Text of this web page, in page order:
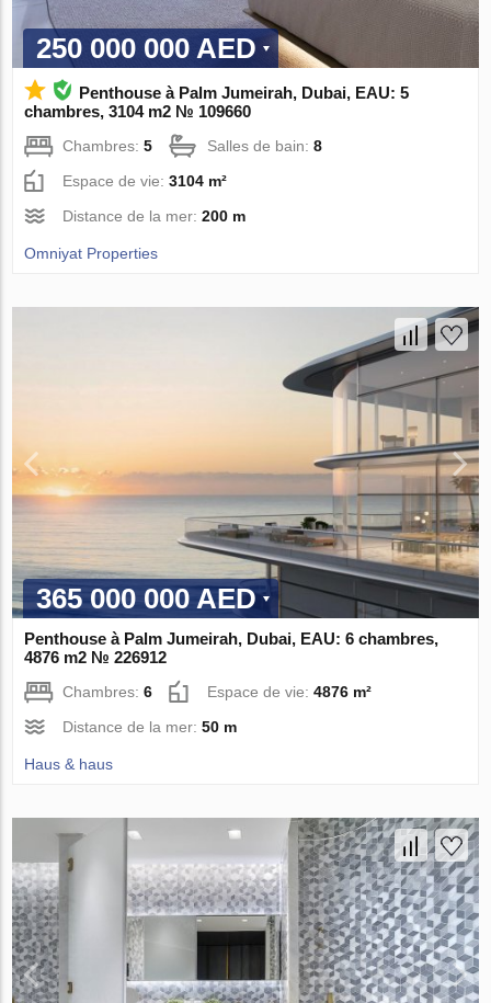
250 000 000 AED
Penthouse à Palm Jumeirah, Dubai, EAU: 5
chambres, 3104 m2 № 109660
Chambres:5 Salles de bain:8
Espace de vie:3104 m²
Distance de la mer:200 m
Omniyat Properties
365 000 000 AED
Penthouse à Palm Jumeirah, Dubai, EAU: 6 chambres,
4876 m2 № 226912
Chambres:6 Espace de vie:4876 m²
Distance de la mer:50 m
Haus & haus